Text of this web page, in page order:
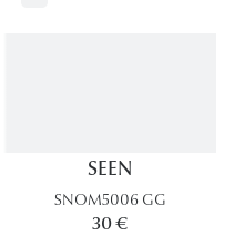
SEEN
SNOM5006 GG
30 €